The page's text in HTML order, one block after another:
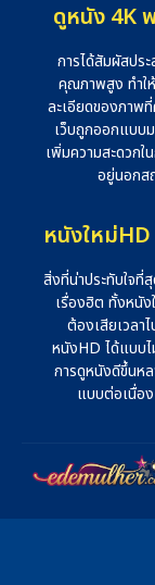
ดูหนัง 4K
การได้สัมผัสปร
คุณภาพสูง ทำใ
ละเอียดของภาพ
เว็บถูกออกแบบ
เพิ่มความสะดวกใ
อยู่นอกส
หนังใหม่
สิ่งที่น่าประทับใจที่
เรื่องฮิต ทั้งหนัง
ต้องเสียเวลา
หนังHD ได้แบบ
การดูหนังดีขึ้นห
แบบต่อเนื่อ